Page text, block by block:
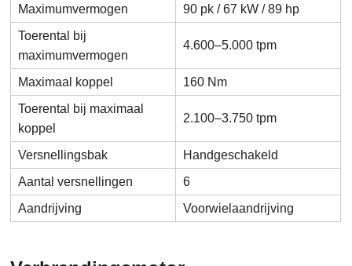
Maximumvermogen
90 pk / 67 kW / 89 hp
Toerental bij
maximumvermogen
4.600–5.000 tpm
Maximaal koppel
160 Nm
Toerental bij maximaal
koppel
2.100–3.750 tpm
Versnellingsbak
Handgeschakeld
Aantal versnellingen
6
Aandrijving
Voorwielaandrijving